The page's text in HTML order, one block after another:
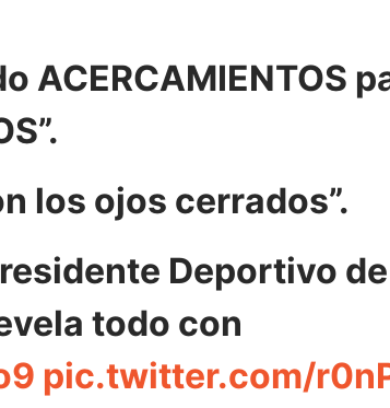
ACERCAMIENTOS
los ojos cerrados”.
Deportivo de
todo con
pic.twitter.com/